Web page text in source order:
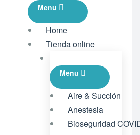
Menu
Home
Tienda online
Menu
Aire & Succión
Anestesia
Bioseguridad